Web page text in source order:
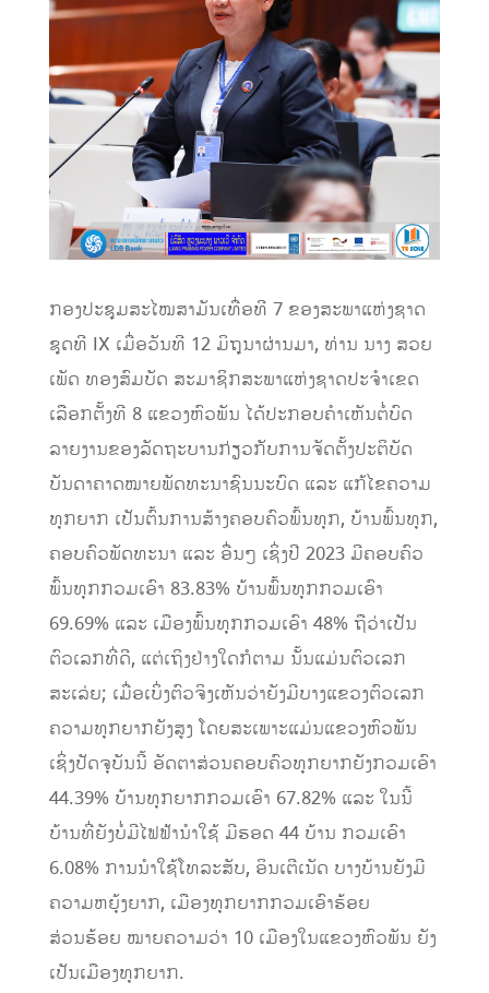
ກອງປະຊຸມສະໄໝສາມັນເທື່ອທີ 7 ຂອງສະພາແຫ່ງຊາດ
ຊຸດທີ IX ເມື່ອວັນທີ 12 ມິຖຸນາຜ່ານມາ, ທ່ານ ນາງ ສວຍ
ເພັດ ທອງສົມບັດ ສະມາຊິກສະພາແຫ່ງຊາດປະຈໍາເຂດ
ເລືອກຕັ້ງທີ 8 ແຂວງຫົວພັນ ໄດ້ປະກອບຄໍາເຫັນຕໍ່ບົດ
ລາຍງານຂອງລັດຖະບານກ່ຽວກັບການຈັດຕັ້ງປະຕິບັດ
ບັນດາຄາດໝາຍພັດທະນາຊົນນະບົດ ແລະ ແກ້ໄຂຄວາມ
ທຸກຍາກ ເປັນຕົ້ນການສ້າງຄອບຄົວພົ້ນທຸກ, ບ້ານພົ້ນທຸກ,
ຄອບຄົວພັດທະນາ ແລະ ອື່ນໆ ເຊິ່ງປີ 2023 ມີຄອບຄົວ
ພົ້ນທຸກກວມເອົາ 83.83% ບ້ານພົ້ນທຸກກວມເອົາ
69.69% ແລະ ເມືອງພົ້ນທຸກກວມເອົາ 48% ຖືວ່າເປັນ
ຕົວເລກທີ່ດີ, ແຕ່ເຖິງຢ່າງໃດກໍຕາມ ນັ້ນແມ່ນຕົວເລກ
ສະເລ່ຍ; ເມື່ອເບິ່ງຕົວຈິງເຫັນວ່າຍັງມີບາງແຂວງຕົວເລກ
ຄວາມທຸກຍາກຍັງສູງ ໂດຍສະເພາະແມ່ນແຂວງຫົວພັນ
ເຊິ່ງປັດຈຸບັນນີ້ ອັດຕາສ່ວນຄອບຄົວທຸກຍາກຍັງກວມເອົາ
44.39% ບ້ານທຸກຍາກກວມເອົາ 67.82% ແລະ ໃນນີ້
ບ້ານທີ່ຍັງບໍ່ມີໄຟຟ້ານໍາໃຊ້ ມີຮອດ 44 ບ້ານ ກວມເອົາ
6.08% ການນໍາໃຊ້ໂທລະສັບ, ອິນເຕີເນັດ ບາງບ້ານຍັງມີ
ຄວາມຫຍຸ້ງຍາກ, ເມືອງທຸກຍາກກວມເອົາຮ້ອຍ
ສ່ວນຮ້ອຍ ໝາຍຄວາມວ່າ 10 ເມືອງໃນແຂວງຫົວພັນ ຍັງ
ເປັນເມືອງທຸກຍາກ.